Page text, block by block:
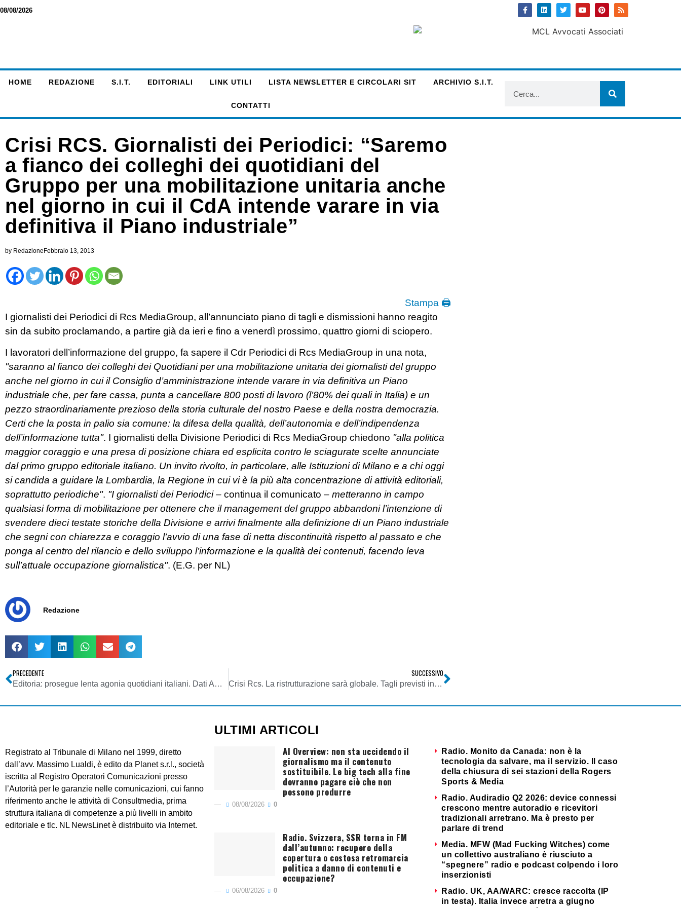
08/08/2026
HOME REDAZIONE S.I.T. EDITORIALI LINK UTILI LISTA NEWSLETTER E CIRCOLARI SIT ARCHIVIO S.I.T.
CONTATTI
Crisi RCS. Giornalisti dei Periodici: “Saremo
a fianco dei colleghi dei quotidiani del
Gruppo per una mobilitazione unitaria anche
nel giorno in cui il CdA intende varare in via
definitiva il Piano industriale”
by Redazione Febbraio 13, 2013
Stampa 🖨
I giornalisti dei Periodici di Rcs MediaGroup, all’annunciato piano di tagli e dismissioni hanno reagito
sin da subito proclamando, a partire già da ieri e fino a venerdì prossimo, quattro giorni di sciopero.
I lavoratori dell’informazione del gruppo, fa sapere il Cdr Periodici di Rcs MediaGroup in una nota,
"saranno al fianco dei colleghi dei Quotidiani per una mobilitazione unitaria dei giornalisti del gruppo
anche nel giorno in cui il Consiglio d’amministrazione intende varare in via definitiva un Piano
industriale che, per fare cassa, punta a cancellare 800 posti di lavoro (l’80% dei quali in Italia) e un
pezzo straordinariamente prezioso della storia culturale del nostro Paese e della nostra democrazia.
Certi che la posta in palio sia comune: la difesa della qualità, dell’autonomia e dell’indipendenza
dell’informazione tutta". I giornalisti della Divisione Periodici di Rcs MediaGroup chiedono "alla politica
maggior coraggio e una presa di posizione chiara ed esplicita contro le sciagurate scelte annunciate
dal primo gruppo editoriale italiano. Un invito rivolto, in particolare, alle Istituzioni di Milano e a chi oggi
si candida a guidare la Lombardia, la Regione in cui vi è la più alta concentrazione di attività editoriali,
soprattutto periodiche". "I giornalisti dei Periodici – continua il comunicato – metteranno in campo
qualsiasi forma di mobilitazione per ottenere che il management del gruppo abbandoni l’intenzione di
svendere dieci testate storiche della Divisione e arrivi finalmente alla definizione di un Piano industriale
che segni con chiarezza e coraggio l’avvio di una fase di netta discontinuità rispetto al passato e che
ponga al centro del rilancio e dello sviluppo l’informazione e la qualità dei contenuti, facendo leva
sull’attuale occupazione giornalistica". (E.G. per NL)
Redazione
PRECEDENTE
Editoria: prosegue lenta agonia quotidiani italiani. Dati ADS novembre e dicembre 2012: cali più pesanti per testate a maggiore tiratura
SUCCESSIVO
Crisi Rcs. La ristrutturazione sarà globale. Tagli previsti in ogni area (100 giornalisti al CorSera, 50 alla Gazzetta, 90-110 ai periodici, 58 prepensionamenti ai poligrafici)
Registrato al Tribunale di Milano nel 1999, diretto
dall’avv. Massimo Lualdi, è edito da Planet s.r.l., società
iscritta al Registro Operatori Comunicazioni presso
l’Autorità per le garanzie nelle comunicazioni, cui fanno
riferimento anche le attività di Consultmedia, prima
struttura italiana di competenze a più livelli in ambito
editoriale e tlc. NL NewsLinet è distribuito via Internet.
ULTIMI ARTICOLI
AI Overview: non sta uccidendo il
giornalismo ma il contenuto
sostituibile. Le big tech alla fine
dovranno pagare ciò che non
possono produrre
08/08/2026 0
Radio. Svizzera, SSR torna in FM
dall’autunno: recupero della
copertura o costosa retromarcia
politica a danno di contenuti e
occupazione?
06/08/2026 0
Radio. Monito da Canada: non è la
tecnologia da salvare, ma il servizio. Il caso
della chiusura di sei stazioni della Rogers
Sports & Media
Radio. Audiradio Q2 2026: device connessi
crescono mentre autoradio e ricevitori
tradizionali arretrano. Ma è presto per
parlare di trend
Media. MFW (Mad Fucking Witches) come
un collettivo australiano è riusciuto a
“spegnere” radio e podcast colpendo i loro
inserzionisti
Radio. UK, AA/WARC: cresce raccolta (IP
in testa). Italia invece arretra a giugno